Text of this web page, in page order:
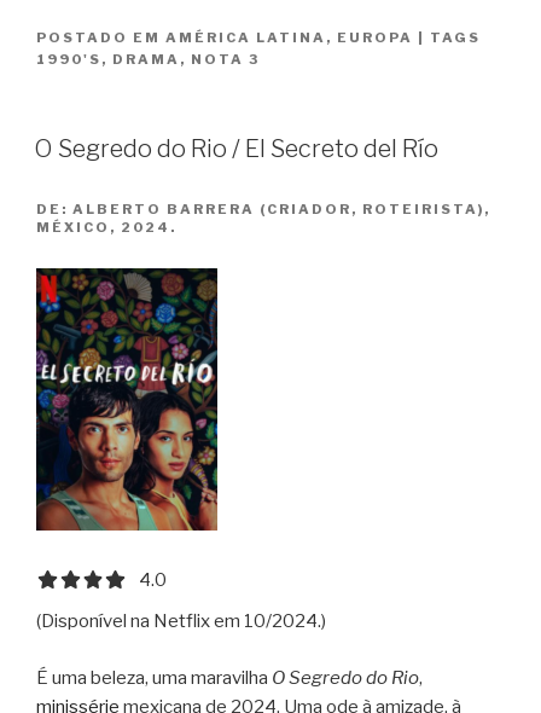
ao
Coronel
Coronel
Tiene
le
Escriba”
POSTADO EM AMÉRICA LATINA , EUROPA
TAGS
1990'S , DRAMA , NOTA 3
O Segredo do Rio / El Secreto del Río
DE: ALBERTO BARRERA (CRIADOR, ROTEIRISTA),
MÉXICO, 2024.
4.0 out of 5.0 stars
4.0
(Disponível na Netflix em 10/2024.)
É uma beleza, uma maravilha O Segredo do Rio,
minissérie mexicana de 2024. Uma ode à amizade, à